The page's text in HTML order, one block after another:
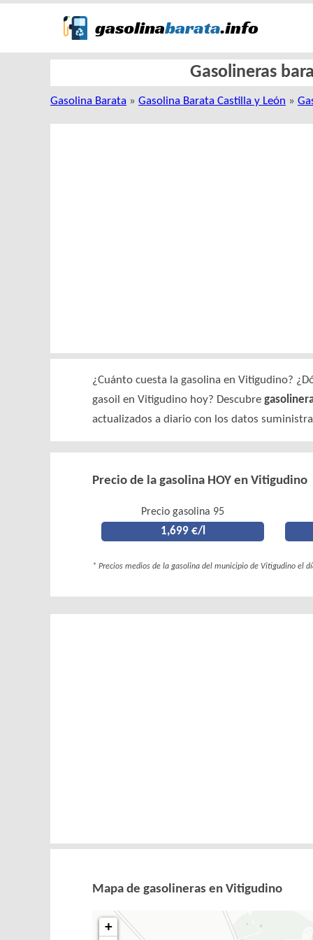
Gasolineras
Gasolina Barata » Gasolina Barata Castilla y León »
¿Cuánto cuesta la gasolina en Vitigudino?
gasoil en Vitigudino hoy? Descubre
actualizados a diario con los datos
Precio de la gasolina HOY en Vitigudino
Precio gasolina 95
1,699 €/l
* Precios medios de la gasolina del municipio de Vitigudino el
Mapa de gasolineras en Vitigudino
+